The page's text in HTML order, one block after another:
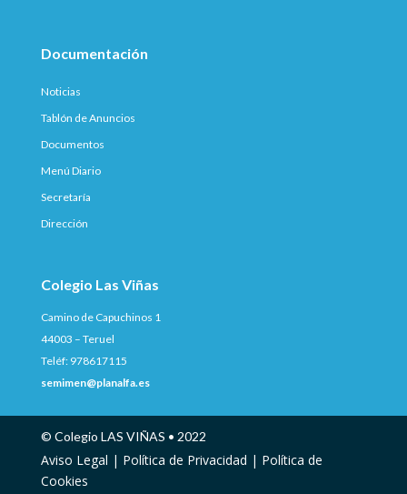
Documentación
Noticias
Tablón de Anuncios
Documentos
Menú Diario
Secretaría
Dirección
Colegio Las Viñas
Camino de Capuchinos 1
44003 – Teruel
Teléf: 978617115
semimen@planalfa.es
© Colegio LAS VIÑAS • 2022
Aviso Legal | Política de Privacidad | Política de
Cookies